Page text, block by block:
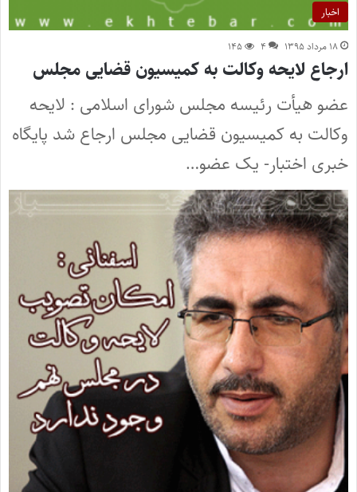
اخبار
۱۸ مرداد ۱۳۹۵ ۴ ۱۴۵
ارجاع لایحه وکالت به کمیسیون قضایی مجلس
عضو هیأت رئیسه مجلس شورای اسلامی : لایحه
وکالت به کمیسیون قضایی مجلس ارجاع شد پایگاه
خبری اختبار- یک عضو…